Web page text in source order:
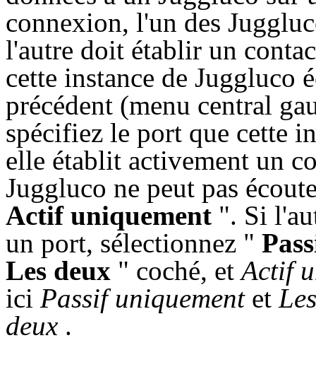
connexion, l'un des
l'autre doit établir un
cette instance de Juggluco
précédent (menu central
spécifiez le port que cette
elle établit activement un
Juggluco ne peut pas
Actif uniquement ". Si
un port, sélectionnez "
Les deux " coché, etActif
ici Passif uniquementet
deux .